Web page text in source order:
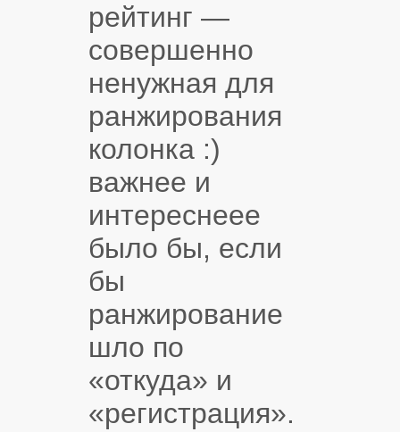
рейтинг —
совершенно
ненужная для
ранжирования
колонка :)
важнее и
интереснеее
было бы, если
бы
ранжирование
шло по
«откуда» и
«регистрация».